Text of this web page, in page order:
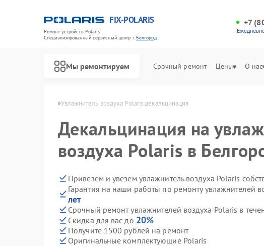
FIX-POLARIS
Ремонт устройств Polaris
Специализированный cервисный центр г.Белгород
+7
Мы ремонтируем Срочный ремонт Цены О нас
в Белгороде Увлажнитель воздуха Polaris декальцинация
Декальцинация на
воздуха Polaris в
Привезем и увезем увлажнитель воздуха Polaris
Гарантия на наши работы по ремонту увлажнителей
лет
Срочный ремонт увлажнителей воздуха Polaris в
Скидка для вас до 20%
Получите 1500 рублей на ремонт
Оригинальные комплектующие Polaris